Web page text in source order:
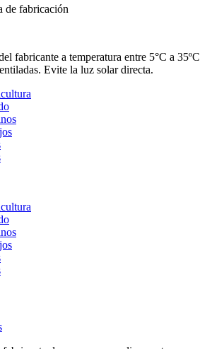
de fabricación
fabricante a temperatura entre 5°C a 35ºC
Evite la luz solar directa.